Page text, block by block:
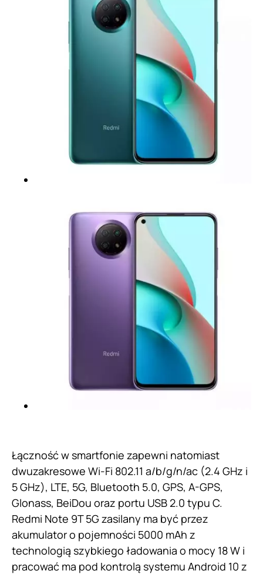
Łączność w smartfonie zapewni natomiast
dwuzakresowe Wi-Fi 802.11 a/b/g/n/ac (2.4 GHz i
5 GHz), LTE, 5G, Bluetooth 5.0, GPS, A-GPS,
Glonass, BeiDou oraz portu USB 2.0 typu C.
Redmi Note 9T 5G zasilany ma być przez
akumulator o pojemności 5000 mAh z
technologią szybkiego ładowania o mocy 18 W i
pracować ma pod kontrolą systemu Android 10 z